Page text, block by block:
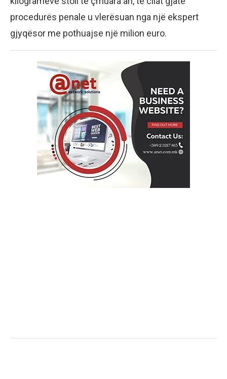
procedurës penale u vlerësuan nga një ekspert
gjyqësor me pothuajse një milion euro.